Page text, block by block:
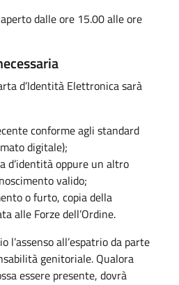
dalle ore 15.00 alle ore
d’Identità Elettronica sarà
conforme agli standard
digitale);
d’identità oppure un altro
valido;
o furto, copia della
alle Forze dell’Ordine.
l’assenso all’espatrio da parte
genitoriale. Qualora
essere presente, dovrà